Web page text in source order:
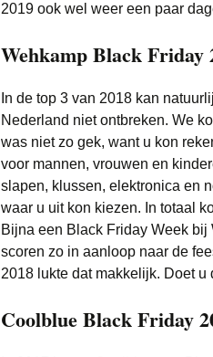
2019 ook wel weer een paar
Wehkamp Black Friday
In de top 3 van 2018 kan
Nederland niet ontbreken. We
was niet zo gek, want u kon
voor mannen, vrouwen en
slapen, klussen, elektronica en
waar u uit kon kiezen. In totaal
Bijna een Black Friday Week bij
scoren zo in aanloop naar de
2018 lukte dat makkelijk. Doet u
Coolblue Black Friday